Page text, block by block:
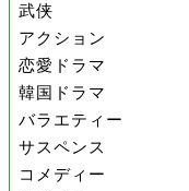
武侠
アクション
恋愛ドラマ
韓国ドラマ
バラエティー
サスペンス
コメディー